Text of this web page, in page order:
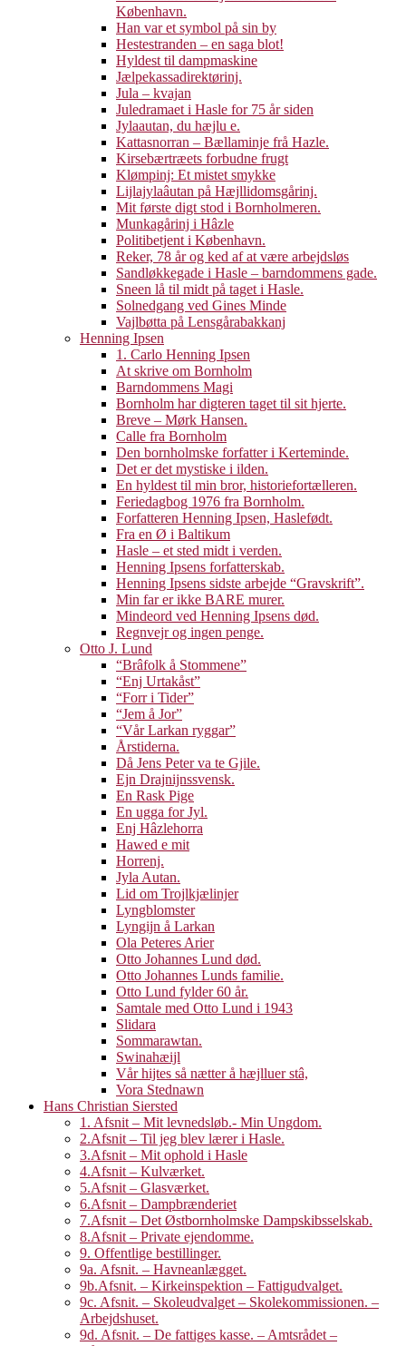
København.
Han var et symbol på sin by
Hestestranden – en saga blot!
Hyldest til dampmaskine
Jælpekassadirektørinj.
Jula – kvajan
Juledramaet i Hasle for 75 år siden
Jylaautan, du hæjlu e.
Kattasnorran – Bællaminje frå Hazle.
Kirsebærtræets forbudne frugt
Klømpinj: Et mistet smykke
Lijlajylaâutan på Hæjllidomsgårinj.
Mit første digt stod i Bornholmeren.
Munkagårinj i Hâzle
Politibetjent i København.
Reker, 78 år og ked af at være arbejdsløs
Sandløkkegade i Hasle – barndommens gade.
Sneen lå til midt på taget i Hasle.
Solnedgang ved Gines Minde
Vajlbøtta på Lensgårabakkanj
Henning Ipsen
1. Carlo Henning Ipsen
At skrive om Bornholm
Barndommens Magi
Bornholm har digteren taget til sit hjerte.
Breve – Mørk Hansen.
Calle fra Bornholm
Den bornholmske forfatter i Kerteminde.
Det er det mystiske i ilden.
En hyldest til min bror, historiefortælleren.
Feriedagbog 1976 fra Bornholm.
Forfatteren Henning Ipsen, Haslefødt.
Fra en Ø i Baltikum
Hasle – et sted midt i verden.
Henning Ipsens forfatterskab.
Henning Ipsens sidste arbejde “Gravskrift”.
Min far er ikke BARE murer.
Mindeord ved Henning Ipsens død.
Regnvejr og ingen penge.
Otto J. Lund
“Brâfolk å Stommene”
“Enj Urtakåst”
“Forr i Tider”
“Jem å Jor”
“Vår Larkan ryggar”
Årstiderna.
Då Jens Peter va te Gjile.
Ejn Drajnijnssvensk.
En Rask Pige
En ugga for Jyl.
Enj Hâzlehorra
Hawed e mit
Horrenj.
Jyla Autan.
Lid om Trojlkjælinjer
Lyngblomster
Lyngijn å Larkan
Ola Peteres Arier
Otto Johannes Lund død.
Otto Johannes Lunds familie.
Otto Lund fylder 60 år.
Samtale med Otto Lund i 1943
Slidara
Sommarawtan.
Swinahæijl
Vår hijtes så nætter å hæjlluer stâ,
Vora Stednawn
Hans Christian Siersted
1. Afsnit – Mit levnedsløb.- Min Ungdom.
2.Afsnit – Til jeg blev lærer i Hasle.
3.Afsnit – Mit ophold i Hasle
4.Afsnit – Kulværket.
5.Afsnit – Glasværket.
6.Afsnit – Dampbrænderiet
7.Afsnit – Det Østbornholmske Dampskibsselskab.
8.Afsnit – Private ejendomme.
9. Offentlige bestillinger.
9a. Afsnit. – Havneanlægget.
9b.Afsnit. – Kirkeinspektion – Fattigudvalget.
9c. Afsnit. – Skoleudvalget – Skolekommissionen. –
Arbejdshuset.
9d. Afsnit. – De fattiges kasse. – Amtsrådet –